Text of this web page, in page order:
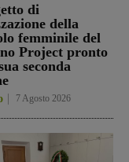
di
della
femminile del
Project pronto
seconda
7 Agosto 2026